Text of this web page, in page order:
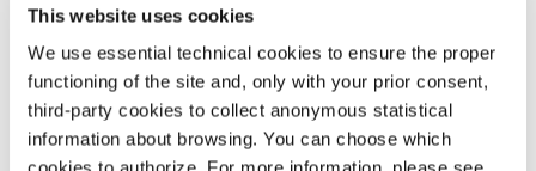
This website uses cookies
We use essential technical cookies to ensure the proper
functioning of the site and, only with your prior consent,
third-party cookies to collect anonymous statistical
information about browsing. You can choose which